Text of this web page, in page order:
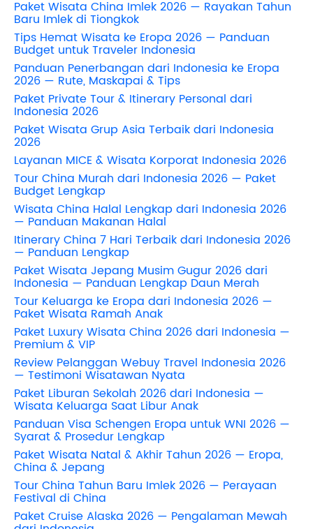
Paket Wisata China Imlek 2026 — Rayakan Tahun
Baru Imlek di Tiongkok
Tips Hemat Wisata ke Eropa 2026 — Panduan
Budget untuk Traveler Indonesia
Panduan Penerbangan dari Indonesia ke Eropa
2026 — Rute, Maskapai & Tips
Paket Private Tour & Itinerary Personal dari
Indonesia 2026
Paket Wisata Grup Asia Terbaik dari Indonesia
2026
Layanan MICE & Wisata Korporat Indonesia 2026
Tour China Murah dari Indonesia 2026 — Paket
Budget Lengkap
Wisata China Halal Lengkap dari Indonesia 2026
— Panduan Makanan Halal
Itinerary China 7 Hari Terbaik dari Indonesia 2026
— Panduan Lengkap
Paket Wisata Jepang Musim Gugur 2026 dari
Indonesia — Panduan Lengkap Daun Merah
Tour Keluarga ke Eropa dari Indonesia 2026 —
Paket Wisata Ramah Anak
Paket Luxury Wisata China 2026 dari Indonesia —
Premium & VIP
Review Pelanggan Webuy Travel Indonesia 2026
— Testimoni Wisatawan Nyata
Paket Liburan Sekolah 2026 dari Indonesia —
Wisata Keluarga Saat Libur Anak
Panduan Visa Schengen Eropa untuk WNI 2026 —
Syarat & Prosedur Lengkap
Paket Wisata Natal & Akhir Tahun 2026 — Eropa,
China & Jepang
Tour China Tahun Baru Imlek 2026 — Perayaan
Festival di China
Paket Cruise Alaska 2026 — Pengalaman Mewah